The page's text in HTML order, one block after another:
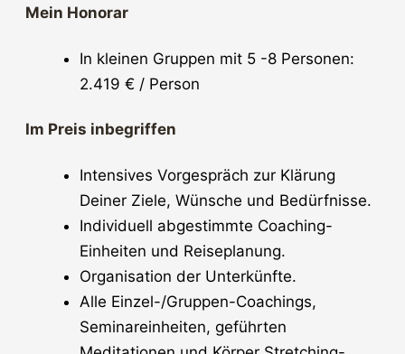
Mein Honorar
In kleinen Gruppen mit 5 -8 Personen:
2.419 € / Person
Im Preis inbegriffen
Intensives Vorgespräch zur Klärung
Deiner Ziele, Wünsche und Bedürfnisse.
Individuell abgestimmte Coaching-
Einheiten und Reiseplanung.
Organisation der Unterkünfte.
Alle Einzel-/Gruppen-Coachings,
Seminareinheiten, geführten